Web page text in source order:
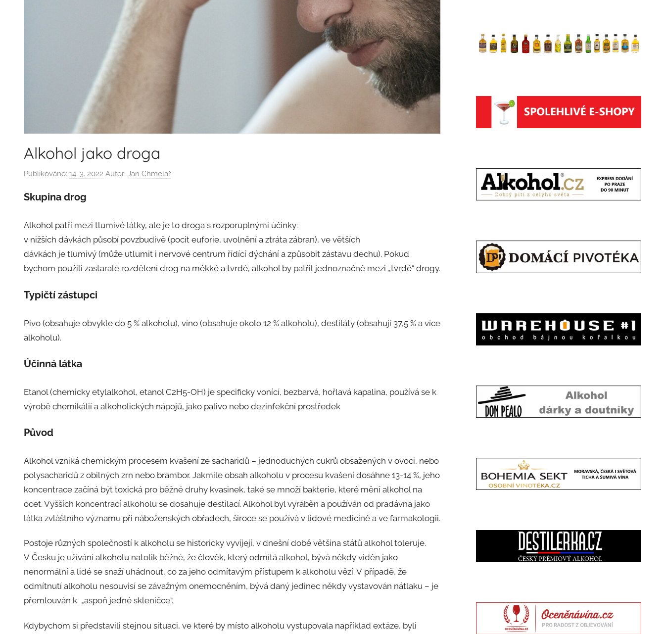
Alkohol jako droga
Publikováno: 14. 3. 2022 Autor: Jan Chmelař
Skupina drog
Alkohol patří mezi tlumivé látky, ale je to droga s rozporuplnými účinky:
v nižších dávkách působí povzbudivě (pocit euforie, uvolnění a ztráta zábran), ve větších
dávkách je tlumivý (může utlumit i nervové centrum řídící dýchání a způsobit zástavu dechu). Pokud
bychom použili zastaralé rozdělení drog na měkké a tvrdé, alkohol by patřil jednoznačně mezi „tvrdé“ drogy.
Typičtí zástupci
Pivo (obsahuje obvykle do 5 % alkoholu), víno (obsahuje okolo 12 % alkoholu), destiláty (obsahují 37,5 % a více
alkoholu).
Účinná látka
Etanol (chemicky etylalkohol, etanol C2H5-OH) je specificky vonící, bezbarvá, hořlavá kapalina, používá se k
výrobě chemikálií a alkoholických nápojů, jako palivo nebo dezinfekční prostředek
Původ
Alkohol vzniká chemickým procesem kvašení ze sacharidů – jednoduchých cukrů obsažených v ovoci, nebo
polysacharidů z obilných zrn nebo brambor. Jakmile obsah alkoholu v procesu kvašení dosáhne 13-14 %, jeho
koncentrace začíná být toxická pro běžné druhy kvasinek, také se množí bakterie, které mění alkohol na
ocet. Vyšších koncentrací alkoholu se dosahuje destilací. Alkohol byl vyráběn a používán od pradávna jako
látka zvláštního významu při náboženských obřadech, široce se používá v lidové medicíně a ve farmakologii.
Postoje různých společností k alkoholu se historicky vyvíjejí, v dnešní době většina států alkohol toleruje.
V Česku je užívání alkoholu natolik běžné, že člověk, který odmítá alkohol, bývá někdy viděn jako
nenormální a lidé se snaží uhádnout, co za jeho odmítavým přístupem k alkoholu vězí. V případě, že
odmítnutí alkoholu nesouvisí se závažným onemocněním, bývá daný jedinec někdy vystavován nátlaku – je
přemlouván k „aspoň jedné skleničce“.
Kdybychom si představili stejnou situaci, ve které by místo alkoholu vystupovala například extáze, byli